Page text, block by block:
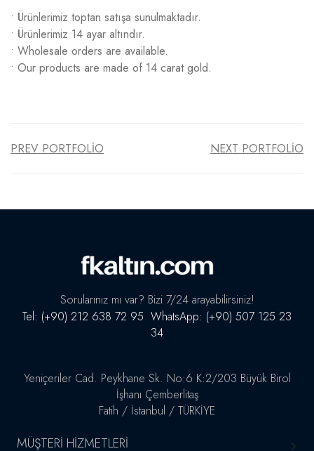
• Ürünlerimiz toptan satışa sunulmaktadır.
• Ürünlerimiz 14 ayar altındır.
• Wholesale orders are available.
• Our products are made of 14 carat gold.
PREV PORTFOLIO NEXT PORTFOLIO
Sorularınız mı var? Bizi 7/24 arayabilirsiniz!
Tel: (+90) 212 638 72 95 WhatsApp: (+90) 507 125 23
34
Yeniçeriler Cad. Peykhane Sk. No:6 K:2/203 Büyük Birol
İşhanı Çemberlitaş
Fatih / İstanbul / TÜRKİYE
MÜŞTERI HIZMETLERI